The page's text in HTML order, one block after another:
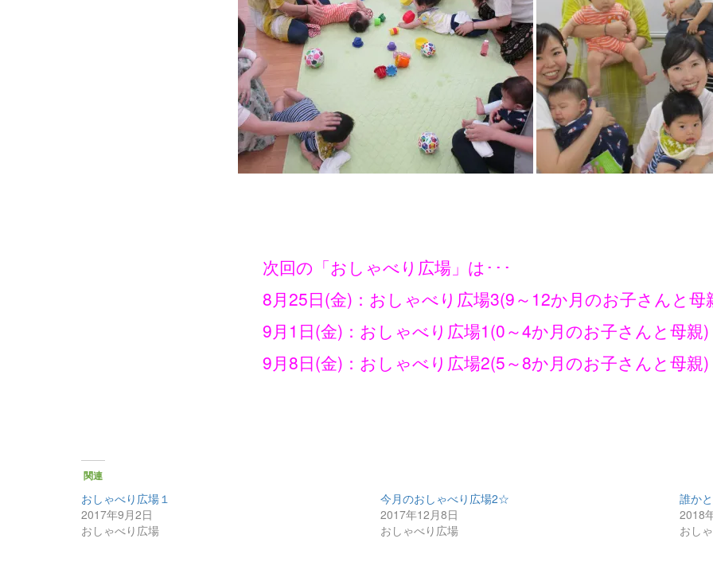
次回の「おしゃべり広場」は･･･
8月25日(金)：おしゃべり広場3(9～12か月のお子さんと母
9月1日(金)：おしゃべり広場1(0～4か月のお子さんと母親)
9月8日(金)：おしゃべり広場2(5～8か月のお子さんと母親)
関連
おしゃべり広場１
2017年9月2日
おしゃべり広場
今月のおしゃべり広場2☆
2017年12月8日
おしゃべり広場
誰か
2018
おし